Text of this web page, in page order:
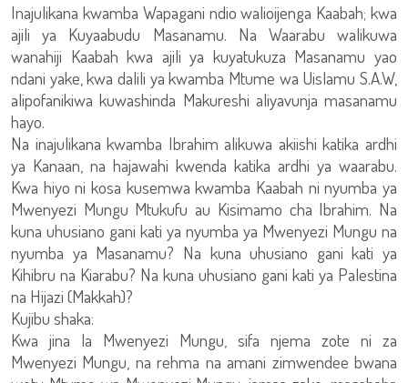
Inajulikana kwamba Wapagani ndio walioijenga Kaabah; kwa
ajili ya Kuyaabudu Masanamu. Na Waarabu walikuwa
wanahiji Kaabah kwa ajili ya kuyatukuza Masanamu yao
ndani yake, kwa dalili ya kwamba Mtume wa Uislamu S.A.W,
alipofanikiwa kuwashinda Makureshi aliyavunja masanamu
hayo.
Na inajulikana kwamba Ibrahim alikuwa akiishi katika ardhi
ya Kanaan, na hajawahi kwenda katika ardhi ya waarabu.
Kwa hiyo ni kosa kusemwa kwamba Kaabah ni nyumba ya
Mwenyezi Mungu Mtukufu au Kisimamo cha Ibrahim. Na
kuna uhusiano gani kati ya nyumba ya Mwenyezi Mungu na
nyumba ya Masanamu? Na kuna uhusiano gani kati ya
Kihibru na Kiarabu? Na kuna uhusiano gani kati ya Palestina
na Hijazi (Makkah)?
Kujibu shaka:
Kwa jina la Mwenyezi Mungu, sifa njema zote ni za
Mwenyezi Mungu, na rehma na amani zimwendee bwana